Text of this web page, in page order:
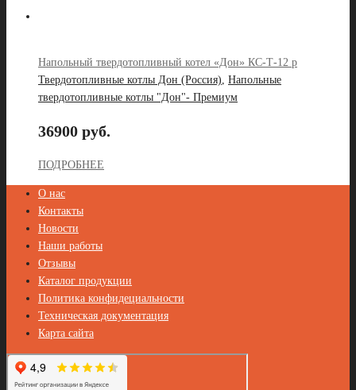
Напольный твердотопливный котел «Дон» КС-Т-12 р
Твердотопливные котлы Дон (Россия) Напольные
твердотопливные котлы "Дон"- Премиум
36900 руб.
ПОДРОБНЕЕ
О нас
Контакты
Новости
Наши работы
Отзывы
Каталог продукции
Политика конфидециальности
Техническая документация
Карта сайта